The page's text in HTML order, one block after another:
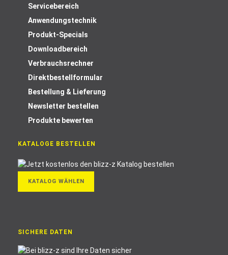
Servicebereich
Anwendungstechnik
Produkt-Specials
Downloadbereich
Verbrauchsrechner
Direktbestellformular
Bestellung & Lieferung
Newsletter bestellen
Produkte bewerten
KATALOGE BESTELLEN
KATALOG WÄHLEN
SICHERE DATEN